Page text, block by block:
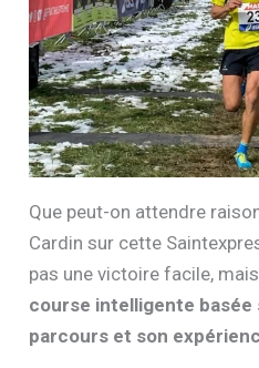
Que peut-on attendre
Cardin sur cette
pas une victoire facile,
course intelligente basée
parcours et son